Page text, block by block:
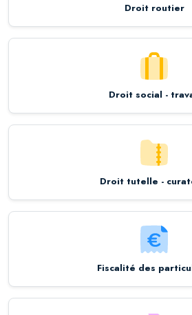
Droit routier
Droit social -
Droit tutelle -
Fiscalité des